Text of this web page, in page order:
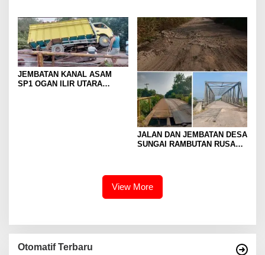
tahun 2023
JEMBATAN KANAL ASAM
SP1 OGAN ILIR UTARA
JALAN DAN JEMBATAN DESA
SUNGAI RAMBUTAN RUSAK
View More
Otomatif Terbaru